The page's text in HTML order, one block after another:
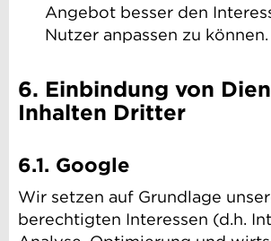
Angebot besser den
Nutzer anpassen zu können.
6. Einbindung von
Inhalten Dritter
6.1. Google
Wir setzen auf Grundlage
berechtigten Interessen (d.h.